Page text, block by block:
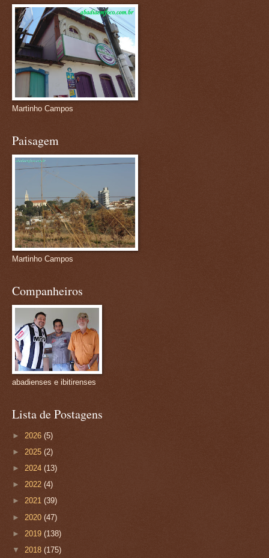
Martinho Campos
Paisagem
Martinho Campos
Companheiros
abadienses e ibitirenses
Lista de Postagens
► 2026 (5)
► 2025 (2)
► 2024 (13)
► 2022 (4)
► 2021 (39)
► 2020 (47)
► 2019 (138)
▼ 2018 (175)